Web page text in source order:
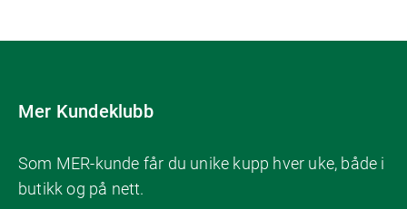
Mer Kundeklubb
Som MER-kunde får du unike kupp hver uke, både i
butikk og på nett.